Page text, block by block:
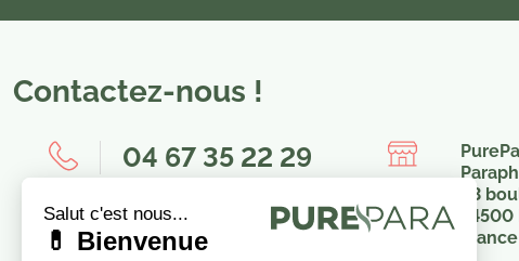
Contactez-nous !
04 67 35 22 29
23
France